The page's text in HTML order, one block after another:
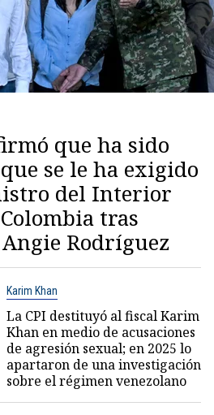
que ha sido
se le ha exigido
del Interior
tras
Rodríguez
Karim Khan
La CPI destituyó al fiscal Karim
Khan en medio de acusaciones
de agresión sexual; en 2025 lo
apartaron de una investigación
sobre el régimen venezolano